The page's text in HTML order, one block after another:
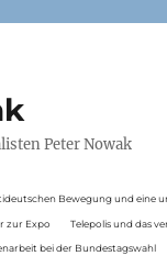
Peter Nowak
Bewegung und eine
zur Expo Telepolis und das
bei der Bundestagswahl